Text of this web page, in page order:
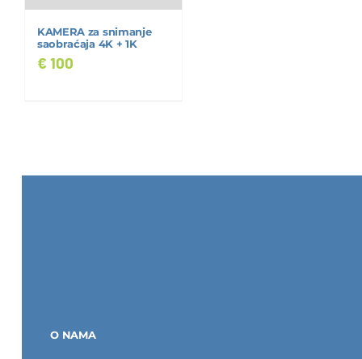
KAMERA za snimanje
saobraćaja 4K + 1K
€ 100
O NAMA